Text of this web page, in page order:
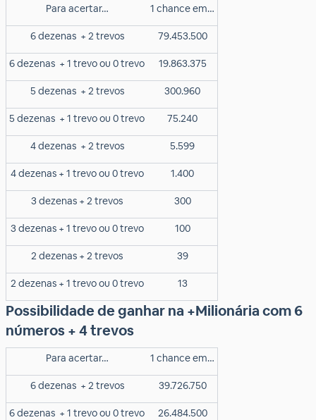
Para acertar… 1 chance em…
6 dezenas + 2 trevos 79.453.500
6 dezenas + 1 trevo ou 0 trevo 19.863.375
5 dezenas + 2 trevos 300.960
5 dezenas + 1 trevo ou 0 trevo 75.240
4 dezenas + 2 trevos 5.599
4 dezenas + 1 trevo ou 0 trevo 1.400
3 dezenas + 2 trevos 300
3 dezenas + 1 trevo ou 0 trevo 100
2 dezenas + 2 trevos 39
2 dezenas + 1 trevo ou 0 trevo 13
Possibilidade de ganhar na +Milionária com 6
números + 4 trevos
Para acertar… 1 chance em…
6 dezenas + 2 trevos 39.726.750
6 dezenas + 1 trevo ou 0 trevo 26.484.500